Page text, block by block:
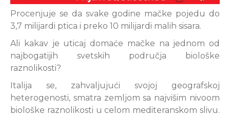
Procenjuje se da svake godine mačke pojedu do
3,7 milijardi ptica i preko 10 milijardi malih sisara.
Ali kakav je uticaj domaće mačke na jednom od
najbogatijih svetskih područja biološke
raznolikosti?
Italija se, zahvaljujući svojoj geografskoj
heterogenosti, smatra zemljom sa najvišim nivoom
biološke raznolikosti u celom mediteranskom slivu.